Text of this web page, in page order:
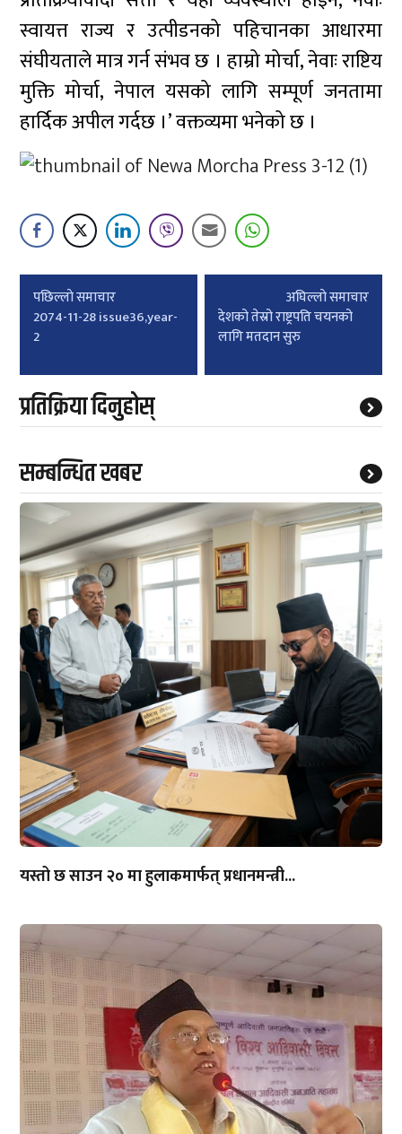
स्वायत्त राज्य र उत्पीडनको पहिचानका आधारमा
संघीयताले मात्र गर्न संभव छ । हाम्रो मोर्चा, नेवाः राष्टिय
मुक्ति मोर्चा, नेपाल यसको लागि सम्पूर्ण जनतामा
हार्दिक अपील गर्दछ ।’ वक्तव्यमा भनेको छ ।
Post
navigation
पछिल्लाे समाचार
2074-11-28 issue36,year-
2
अघिल्लाे समाचार
देशको तेस्रो राष्ट्रपति चयनको
लागि मतदान सुरु
प्रतिक्रिया दिनुहोस्
सम्बन्धित खबर
यस्तो छ साउन २० मा हुलाकमार्फत् प्रधानमन्त्री...